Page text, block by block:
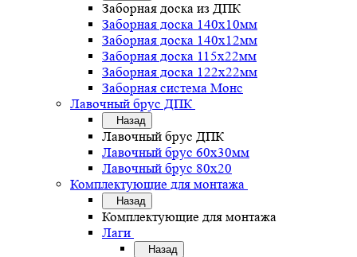
Заборная доска из ДПК
Заборная доска 140х10мм
Заборная доска 140х12мм
Заборная доска 115х22мм
Заборная доска 122х22мм
Заборная система Монс
Лавочный брус ДПК
Назад
Лавочный брус ДПК
Лавочный брус 60х30мм
Лавочный брус 80х20
Комплектующие для монтажа
Назад
Комплектующие для монтажа
Лаги
Назад